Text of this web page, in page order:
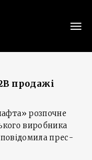
продажі
розпочне
виробника
прес-